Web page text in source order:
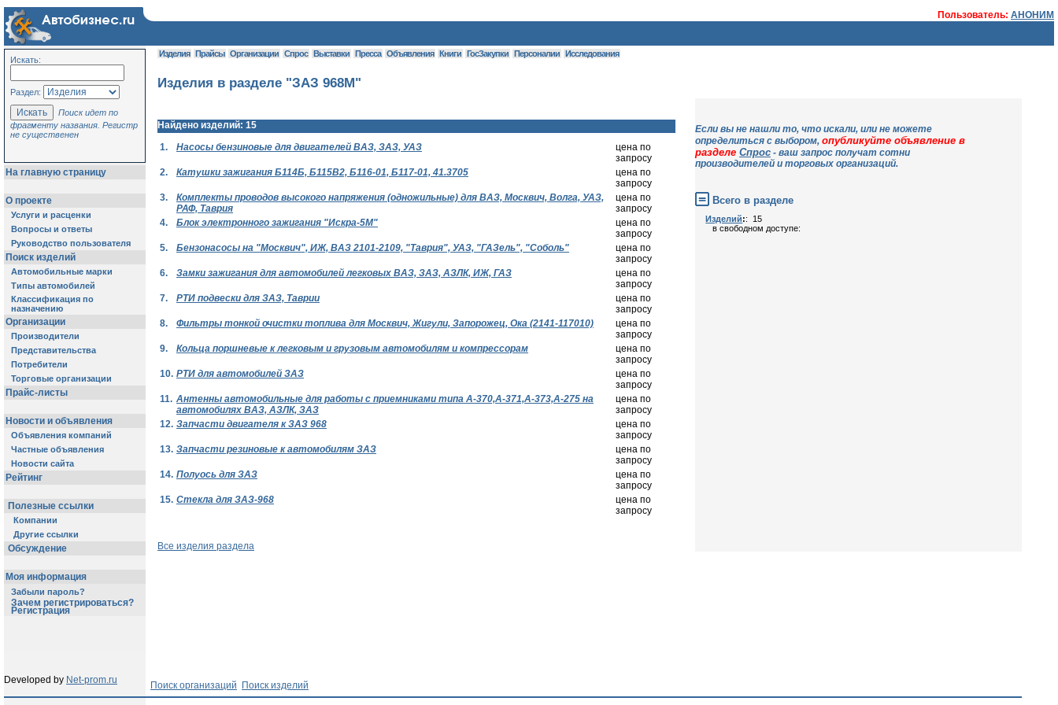
Пользователь: АНОНИМ
Искать:
Раздел:
Поиск идет по
фрагменту названия. Регистр
не существенен
На главную страницу
О проекте
Услуги и расценки
Вопросы и ответы
Руководство пользователя
Поиск изделий
Автомобильные марки
Типы автомобилей
Классификация по
назначению
Организации
Производители
Представительства
Потребители
Торговые организации
Прайс-листы
Новости и объявления
Объявления компаний
Частные объявления
Новости сайта
Рейтинг
Полезные ссылки
Компании
Другие ссылки
Обсуждение
Моя информация
Забыли пароль?
Зачем регистрироваться?
Регистрация
Изделия Прайсы Организации Спрос Выставки Пресса Объявления Книги ГосЗакупки Персоналии Исследования
Изделия в разделе "ЗАЗ 968М"
Найдено изделий: 15
1. Насосы бензиновые для двигателей ВАЗ, ЗАЗ, УАЗ
цена по
запросу
2.
Катушки зажигания Б114Б, Б115В2, Б116-01, Б117-01, 41.3705
цена по
запросу
3.
Комплекты проводов высокого напряжения (одножильные) для ВАЗ, Москвич, Волга, УАЗ,
РАФ, Таврия
цена по
запросу
4.
Блок электронного зажигания "Искра-5М"
цена по
запросу
5.
Бензонасосы на "Москвич", ИЖ, ВАЗ 2101-2109, "Таврия", УАЗ, "ГАЗель", "Соболь"
цена по
запросу
6.
Замки зажигания для автомобилей легковых ВАЗ, ЗАЗ, АЗЛК, ИЖ, ГАЗ
цена по
запросу
7.
РТИ подвески для ЗАЗ, Таврии
цена по
запросу
8.
Фильтры тонкой очистки топлива для Москвич, Жигули, Запорожец, Ока (2141-117010)
цена по
запросу
9.
Кольца поршневые к легковым и грузовым автомобилям и компрессорам
цена по
запросу
10. РТИ для автомобилей ЗАЗ
цена по
запросу
11. Антенны автомобильные для работы с приемниками типа А-370,А-371,А-373,А-275 на
автомобилях ВАЗ, АЗЛК, ЗАЗ
цена по
запросу
12. Запчасти двигателя к ЗАЗ 968
цена по
запросу
13. Запчасти резиновые к автомобилям ЗАЗ
цена по
запросу
14. Полуось для ЗАЗ
цена по
запросу
15. Стекла для ЗАЗ-968
цена по
запросу
Все изделия раздела
Если вы не нашли то, что искали, или не можетe
определиться с выбором, опубликуйте объявление в
разделе Спрос - ваш запрос получат сотни
производителей и торговых организаций.
Всего в разделе
Изделий:: 15
в свободном доступе:
Developed by Net-prom.ru Поиск организаций Поиск изделий